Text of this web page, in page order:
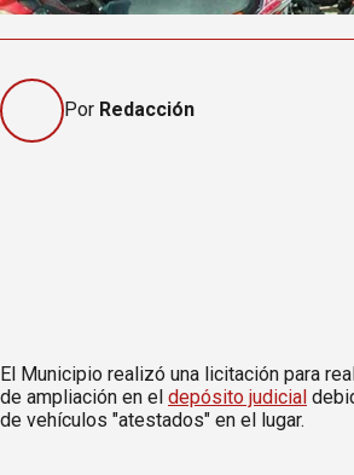
Por Redacción
El Municipio realizó una licitación para
de ampliación en el depósito judicial
de vehículos "atestados" en el lugar.